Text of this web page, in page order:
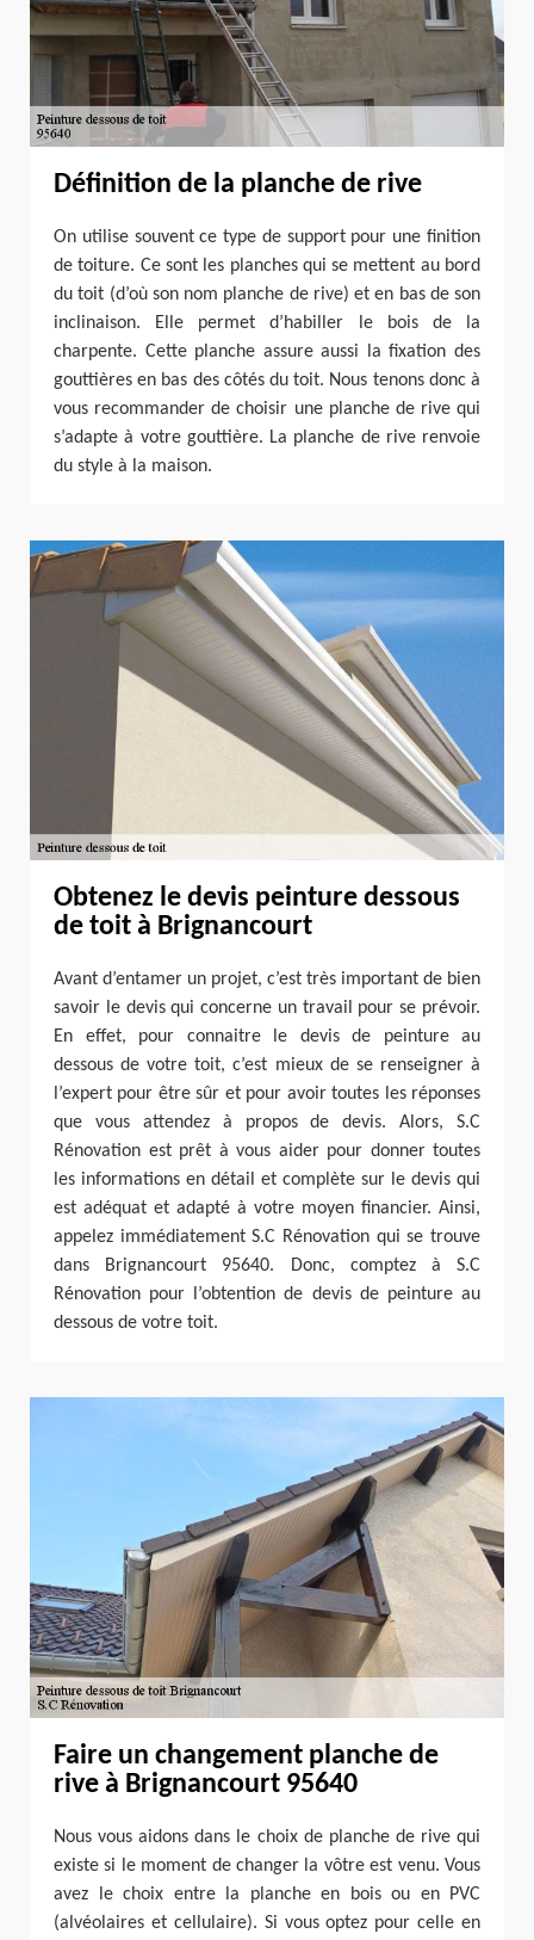
Définition de la planche de rive
On utilise souvent ce type de support pour une finition
de toiture. Ce sont les planches qui se mettent au bord
du toit (d’où son nom planche de rive) et en bas de son
inclinaison. Elle permet d’habiller le bois de la
charpente. Cette planche assure aussi la fixation des
gouttières en bas des côtés du toit. Nous tenons donc à
vous recommander de choisir une planche de rive qui
s’adapte à votre gouttière. La planche de rive renvoie
du style à la maison.
Obtenez le devis peinture dessous
de toit à Brignancourt
Avant d’entamer un projet, c’est très important de bien
savoir le devis qui concerne un travail pour se prévoir.
En effet, pour connaitre le devis de peinture au
dessous de votre toit, c’est mieux de se renseigner à
l’expert pour être sûr et pour avoir toutes les réponses
que vous attendez à propos de devis. Alors, S.C
Rénovation est prêt à vous aider pour donner toutes
les informations en détail et complète sur le devis qui
est adéquat et adapté à votre moyen financier. Ainsi,
appelez immédiatement S.C Rénovation qui se trouve
dans Brignancourt 95640. Donc, comptez à S.C
Rénovation pour l’obtention de devis de peinture au
dessous de votre toit.
Faire un changement planche de
rive à Brignancourt 95640
Nous vous aidons dans le choix de planche de rive qui
existe si le moment de changer la vôtre est venu. Vous
avez le choix entre la planche en bois ou en PVC
(alvéolaires et cellulaire). Si vous optez pour celle en